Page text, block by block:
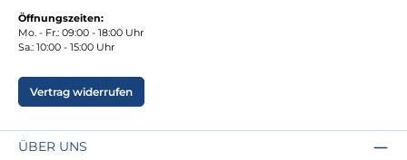
Öffnungszeiten:
Mo. - Fr.: 09:00 - 18:00 Uhr
Sa.: 10:00 - 15:00 Uhr
Vertrag widerrufen
ÜBER UNS